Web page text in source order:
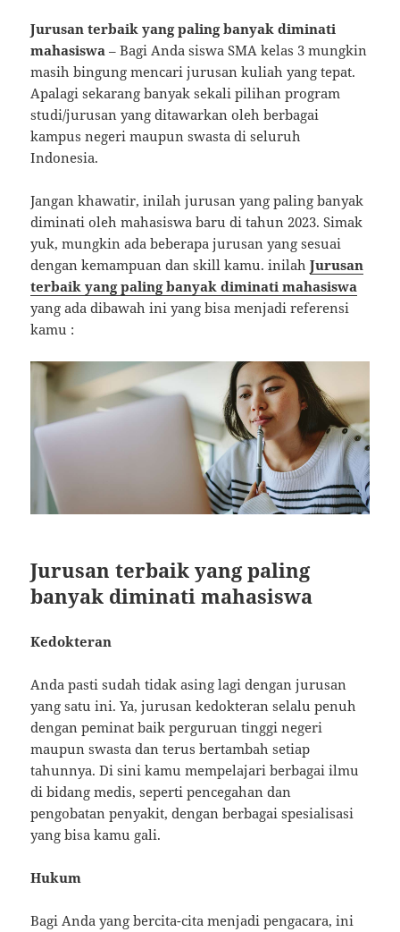
Jurusan terbaik yang paling banyak diminati
mahasiswa – Bagi Anda siswa SMA kelas 3 mungkin
masih bingung mencari jurusan kuliah yang tepat.
Apalagi sekarang banyak sekali pilihan program
studi/jurusan yang ditawarkan oleh berbagai
kampus negeri maupun swasta di seluruh
Indonesia.
Jangan khawatir, inilah jurusan yang paling banyak
diminati oleh mahasiswa baru di tahun 2023. Simak
yuk, mungkin ada beberapa jurusan yang sesuai
dengan kemampuan dan skill kamu. inilahJurusan
terbaik yang paling banyak diminati mahasiswa
yang ada dibawah ini yang bisa menjadi referensi
kamu :
Jurusan terbaik yang paling
banyak diminati mahasiswa
Kedokteran
Anda pasti sudah tidak asing lagi dengan jurusan
yang satu ini. Ya, jurusan kedokteran selalu penuh
dengan peminat baik perguruan tinggi negeri
maupun swasta dan terus bertambah setiap
tahunnya. Di sini kamu mempelajari berbagai ilmu
di bidang medis, seperti pencegahan dan
pengobatan penyakit, dengan berbagai spesialisasi
yang bisa kamu gali.
Hukum
Bagi Anda yang bercita-cita menjadi pengacara, ini